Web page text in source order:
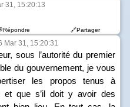
31, 15:20:13
🔗Partager
Mar 31, 15:20:31
sous l’autorité du premier
du gouvernement, je vous
les propos tenus à
et que s’il doit y avoir des